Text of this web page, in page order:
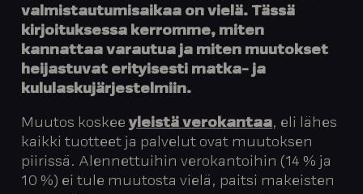
valmistautumisaikaa on vielä. Tässä
kirjoituksessa kerromme, miten
kannattaa varautua ja miten muutokset
heijastuvat erityisesti matka- ja
kululaskujärjestelmiin.
Muutos koskeeyleistä verokantaa, eli lähes
kaikki tuotteet ja palvelut ovat muutoksen
piirissä. Alennettuihin verokantoihin (14 % ja
10 %) ei tule muutosta vielä, paitsi makeisten